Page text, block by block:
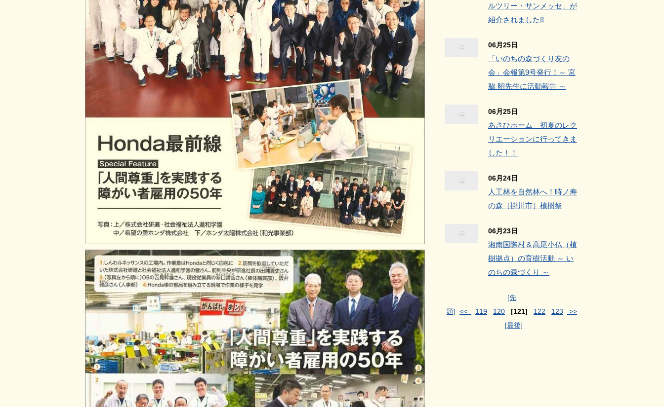
ルツリー・サンメッセ」が
紹介されました!!
06月25日
「いのちの森づくり友の
会」会報第9号発行！～ 宮
脇 昭先生に活動報告 ～
06月25日
あさひホーム 初夏のレク
リエーションに行ってきま
した！！
06月24日
人工林を自然林へ！時ノ寿
の森（掛川市）植樹祭
06月23日
湘南国際村＆高尾小仏（植
樹拠点）の育樹活動 ～ い
のちの森づくり ～
[先
頭] << 119 120 [121] 122 123
>>
[最後]